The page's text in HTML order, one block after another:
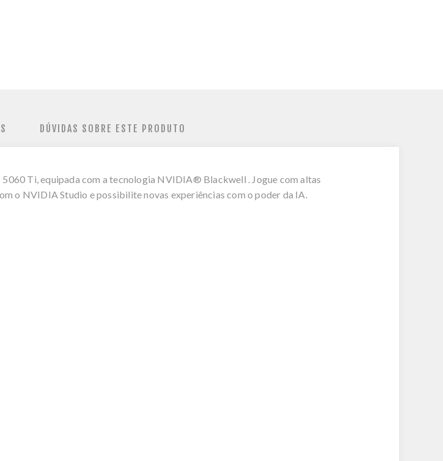
DÚVIDAS SOBRE ESTE PRODUTO
Ti, equipada com a tecnologia NVIDIA® Blackwell . Jogue com altas
o NVIDIA Studio e possibilite novas experiências com o poder da IA.